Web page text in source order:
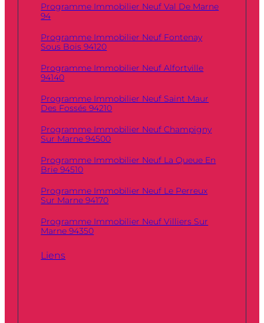
Programme Immobilier Neuf Val De Marne
94
Programme Immobilier Neuf Fontenay
Sous Bois 94120
Programme Immobilier Neuf Alfortville
94140
Programme Immobilier Neuf Saint Maur
Des Fossés 94210
Programme Immobilier Neuf Champigny
Sur Marne 94500
Programme Immobilier Neuf La Queue En
Brie 94510
Programme Immobilier Neuf Le Perreux
Sur Marne 94170
Programme Immobilier Neuf Villiers Sur
Marne 94350
Liens